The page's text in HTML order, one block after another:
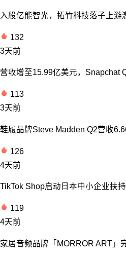
入股亿能智光，拓竹科技落子上游
132
3天前
营收增至15.99亿美元，Snapchat
113
3天前
鞋履品牌Steve Madden Q2营收
126
4天前
TikTok Shop启动日本中小企业扶持
119
4天前
家居音频品牌「MORROR ART」